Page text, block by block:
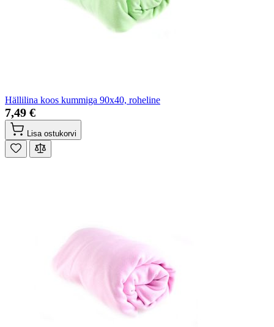
Hällilina koos kummiga 90x40, roheline
7,49 €
Lisa ostukorvi